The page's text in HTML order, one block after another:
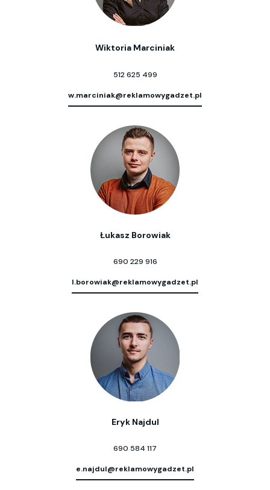
Wiktoria Marciniak
512 625 499
w.marciniak@reklamowygadzet.pl
Łukasz Borowiak
690 229 916
l.borowiak@reklamowygadzet.pl
Eryk Najdul
690 584 117
e.najdul@reklamowygadzet.pl